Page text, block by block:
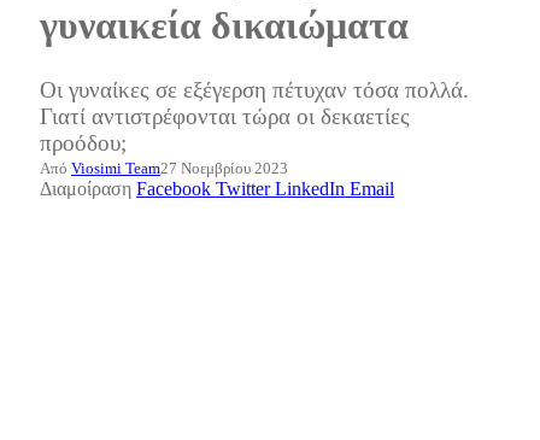
γυναικεία δικαιώματα
Οι γυναίκες σε εξέγερση πέτυχαν τόσα πολλά.
Γιατί αντιστρέφονται τώρα οι δεκαετίες
προόδου;
Από Viosimi Team27 Νοεμβρίου 2023
Διαμοίραση Facebook Twitter LinkedIn Email